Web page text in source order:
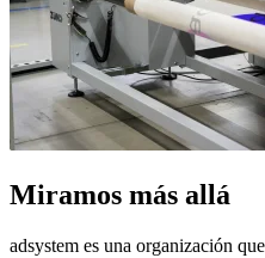
Miramos más allá
adsystem es una organización